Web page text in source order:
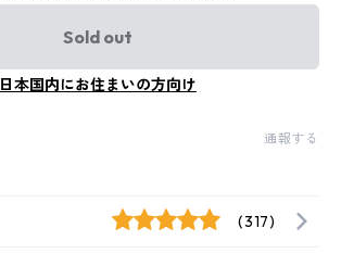
Sold out
日本国内にお住まいの方向け
通報する
(317)